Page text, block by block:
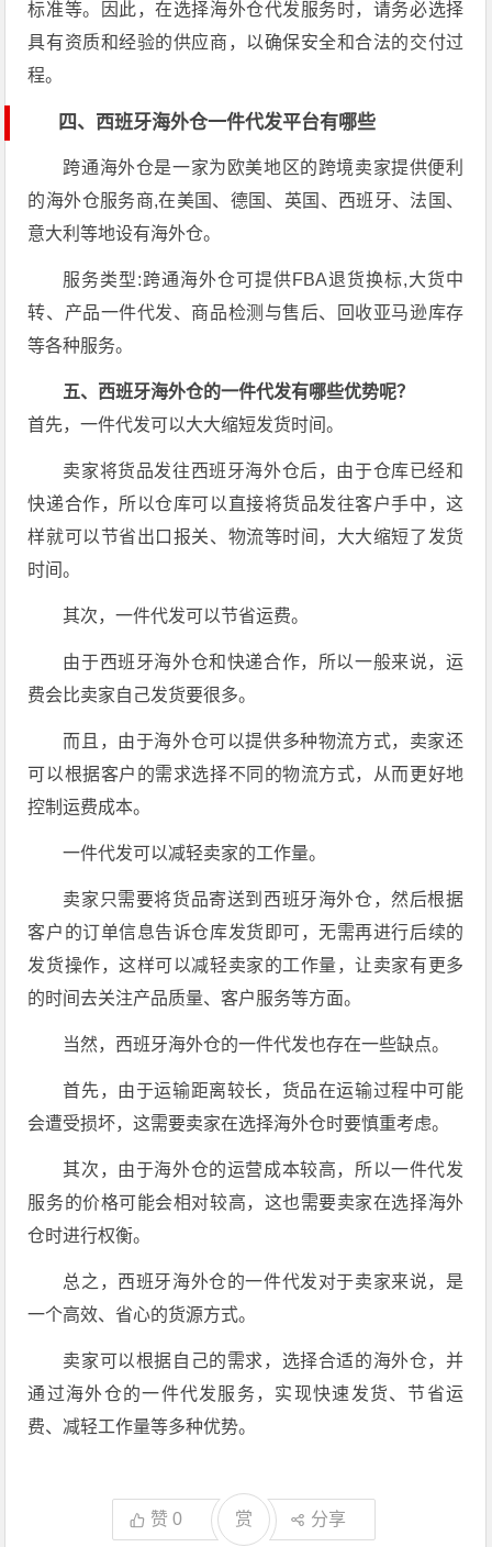
标准等。因此，在选择海外仓代发服务时，请务必选择
具有资质和经验的供应商，以确保安全和合法的交付过
程。
四、西班牙海外仓一件代发平台有哪些
跨通海外仓是一家为欧美地区的跨境卖家提供便利
的海外仓服务商,在美国、德国、英国、西班牙、法国、
意大利等地设有海外仓。
服务类型:跨通海外仓可提供FBA退货换标,大货中
转、产品一件代发、商品检测与售后、回收亚马逊库存
等各种服务。
五、西班牙海外仓的一件代发有哪些优势呢？
首先，一件代发可以大大缩短发货时间。
卖家将货品发往西班牙海外仓后，由于仓库已经和
快递合作，所以仓库可以直接将货品发往客户手中，这
样就可以节省出口报关、物流等时间，大大缩短了发货
时间。
其次，一件代发可以节省运费。
由于西班牙海外仓和快递合作，所以一般来说，运
费会比卖家自己发货要很多。
而且，由于海外仓可以提供多种物流方式，卖家还
可以根据客户的需求选择不同的物流方式，从而更好地
控制运费成本。
一件代发可以减轻卖家的工作量。
卖家只需要将货品寄送到西班牙海外仓，然后根据
客户的订单信息告诉仓库发货即可，无需再进行后续的
发货操作，这样可以减轻卖家的工作量，让卖家有更多
的时间去关注产品质量、客户服务等方面。
当然，西班牙海外仓的一件代发也存在一些缺点。
首先，由于运输距离较长，货品在运输过程中可能
会遭受损坏，这需要卖家在选择海外仓时要慎重考虑。
其次，由于海外仓的运营成本较高，所以一件代发
服务的价格可能会相对较高，这也需要卖家在选择海外
仓时进行权衡。
总之，西班牙海外仓的一件代发对于卖家来说，是
一个高效、省心的货源方式。
卖家可以根据自己的需求，选择合适的海外仓，并
通过海外仓的一件代发服务，实现快速发货、节省运
费、减轻工作量等多种优势。
赞0 赏 分享